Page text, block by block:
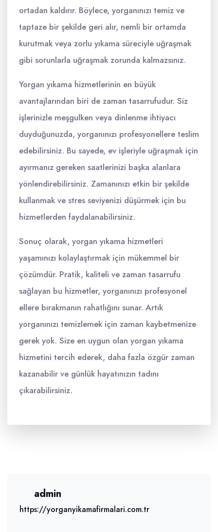
ortadan kaldırır. Böylece, yorganınızı temiz ve
taptaze bir şekilde geri alır, nemli bir ortamda
kurutmak veya zorlu yıkama süreciyle uğraşmak
gibi sorunlarla uğraşmak zorunda kalmazsınız.
Yorgan yıkama hizmetlerinin en büyük
avantajlarından biri de zaman tasarrufudur. Siz
işlerinizle meşgulken veya dinlenme ihtiyacı
duyduğunuzda, yorganınızı profesyonellere teslim
edebilirsiniz. Bu sayede, ev işleriyle uğraşmak için
ayırmanız gereken saatlerinizi başka alanlara
yönlendirebilirsiniz. Zamanınızı etkin bir şekilde
kullanmak ve stres seviyenizi düşürmek için bu
hizmetlerden faydalanabilirsiniz.
Sonuç olarak, yorgan yıkama hizmetleri
yaşamınızı kolaylaştırmak için mükemmel bir
çözümdür. Pratik, kaliteli ve zaman tasarrufu
sağlayan bu hizmetler, yorganınızı profesyonel
ellere bırakmanın rahatlığını sunar. Artık
yorganınızı temizlemek için zaman kaybetmenize
gerek yok. Size en uygun olan yorgan yıkama
hizmetini tercih ederek, daha fazla özgür zaman
kazanabilir ve günlük hayatınızın tadını
çıkarabilirsiniz.
admin
https://yorganyikamafirmalari.com.tr